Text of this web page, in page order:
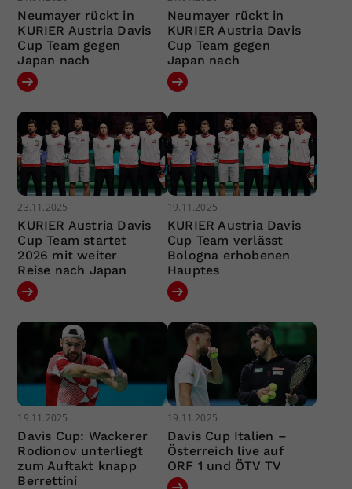
Neumayer rückt in
KURIER Austria Davis
Cup Team gegen
Japan nach
Neumayer rückt in
KURIER Austria Davis
Cup Team gegen
Japan nach
23.11.2025
KURIER Austria Davis
Cup Team startet
2026 mit weiter
Reise nach Japan
19.11.2025
KURIER Austria Davis
Cup Team verlässt
Bologna erhobenen
Hauptes
19.11.2025
Davis Cup: Wackerer
Rodionov unterliegt
zum Auftakt knapp
Berrettini
19.11.2025
Davis Cup Italien –
Österreich live auf
ORF 1 und ÖTV TV